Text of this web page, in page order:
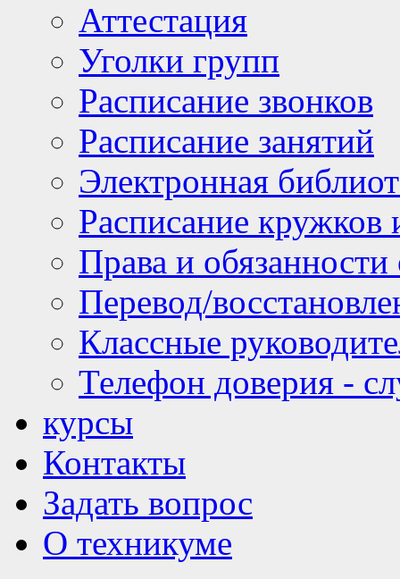
Аттестация
Уголки групп
Расписание звонков
Расписание занятий
Электронная
Расписание кружков
Права и
Перевод/
Классные
Телефон доверия -
курсы
Контакты
Задать вопрос
О техникуме